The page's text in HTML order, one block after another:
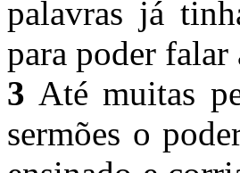
palavras já
para poder
3 Até muitas
sermões o